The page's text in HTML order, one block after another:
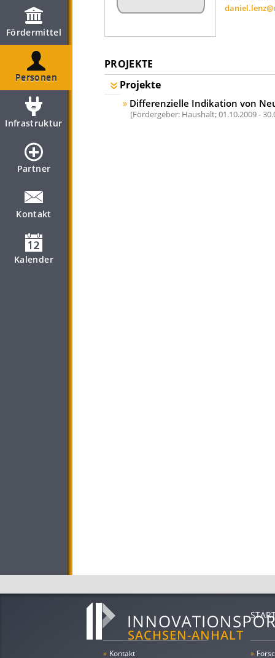
Fördermittel
Personen
Infrastruktur
Partner
Kontakt
Kalender
PROJEKTE
Projekte
Differenzielle Indikation von
Fördergeber: Haushalt;01.10.2009 -
» Kontakt
»